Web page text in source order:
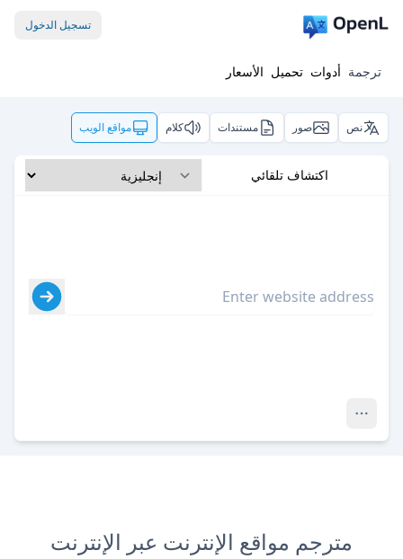
تسجيل الدخول
ترجمة أدوات تحميل الأسعار
نص صور مستندات كلام مواقع الويب
اكتشاف تلقائي
مترجم مواقع الإنترنت عبر الإنترنت